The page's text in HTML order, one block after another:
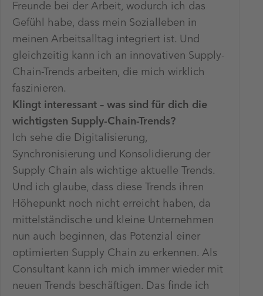
Freunde bei der Arbeit, wodurch ich das
Gefühl habe, dass mein Sozialleben in
meinen Arbeitsalltag integriert ist. Und
gleichzeitig kann ich an innovativen Supply-
Chain-Trends arbeiten, die mich wirklich
faszinieren.
Klingt interessant – was sind für dich die
wichtigsten Supply-Chain-Trends?
Ich sehe die Digitalisierung,
Synchronisierung und Konsolidierung der
Supply Chain als wichtige aktuelle Trends.
Und ich glaube, dass diese Trends ihren
Höhepunkt noch nicht erreicht haben, da
mittelständische und kleine Unternehmen
nun auch beginnen, das Potenzial einer
optimierten Supply Chain zu erkennen. Als
Consultant kann ich mich immer wieder mit
neuen Trends beschäftigen. Das finde ich